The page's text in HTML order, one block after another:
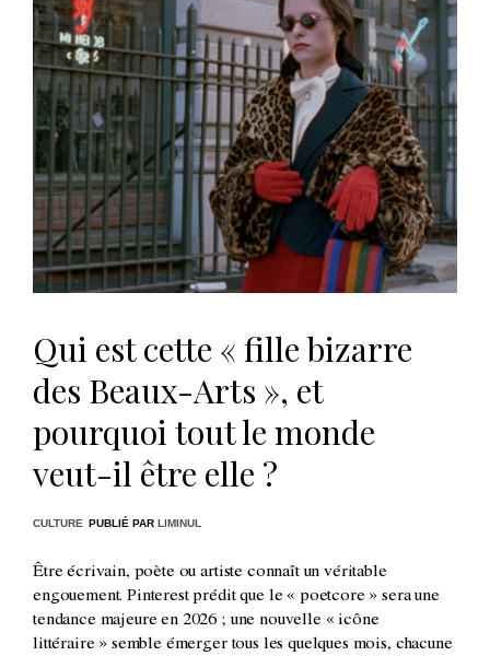
Qui est cette « fille bizarre
des Beaux-Arts », et
pourquoi tout le monde
veut-il être elle ?
CULTURE PUBLIÉ PAR LIMINUL
Être écrivain, poète ou artiste connaît un véritable
engouement. Pinterest prédit que le « poetcore » sera une
tendance majeure en 2026 ; une nouvelle « icône
littéraire » semble émerger tous les quelques mois, chacune